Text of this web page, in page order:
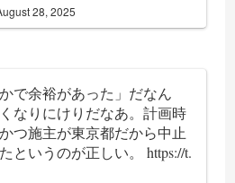
28, 2025
で余裕があった」だなん
なりにけりだなあ。計画時
つ施主が東京都だから中止
というのが正しい。https://t.